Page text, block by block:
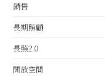
銷售
長期照顧
長照2.0
開放空間